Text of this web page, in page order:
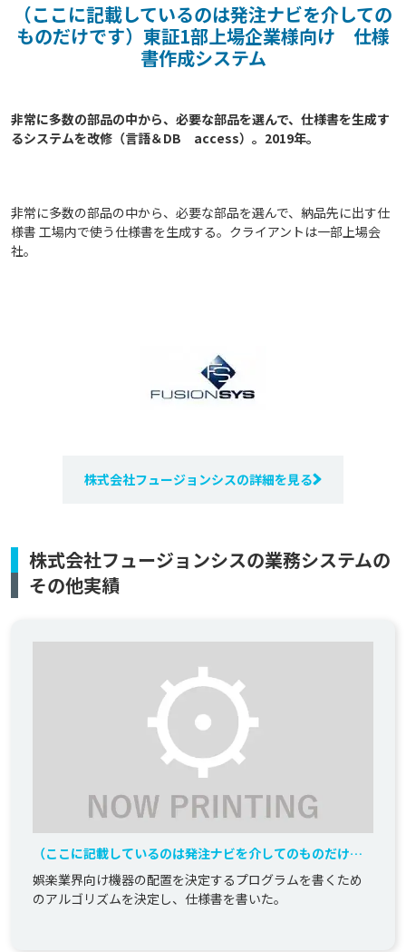
（ここに記載しているのは発注ナビを介しての
ものだけです）東証1部上場企業様向け 仕様
書作成システム
非常に多数の部品の中から、必要な部品を選んで、仕様書を生成す
るシステムを改修（言語＆DB　access）。2019年。
非常に多数の部品の中から、必要な部品を選んで、納品先に出す仕
様書 工場内で使う仕様書を生成する。クライアントは一部上場会
社。
株式会社フュージョンシスの詳細を見る
株式会社フュージョンシスの業務システムの
その他実績
（ここに記載しているのは発注ナビを介してのものだけで
す）娯楽業界向け機器配置決定プログラム仕様書
娯楽業界向け機器の配置を決定するプログラムを書くため
のアルゴリズムを決定し、仕様書を書いた。